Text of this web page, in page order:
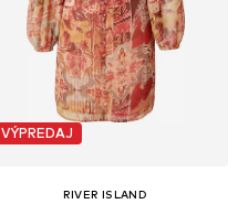
VÝPREDAJ
RIVER ISLAND